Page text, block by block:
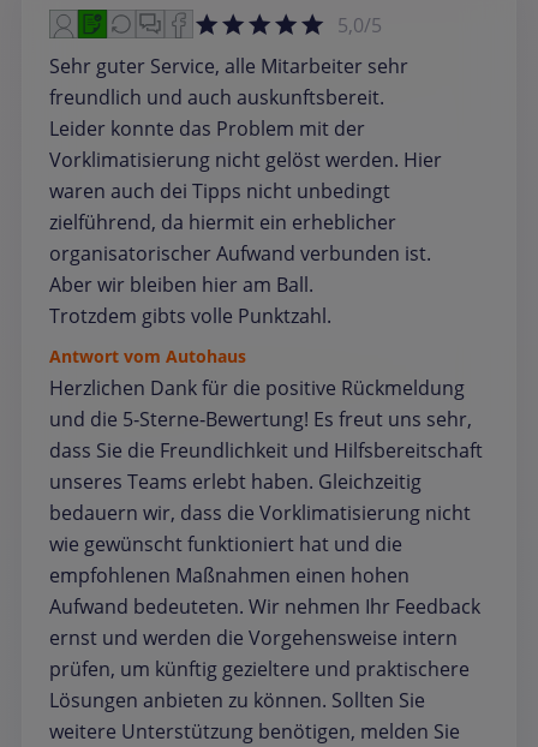
5,0/5
Sehr guter Service, alle Mitarbeiter sehr
freundlich und auch auskunftsbereit.
Leider konnte das Problem mit der
Vorklimatisierung nicht gelöst werden. Hier
waren auch dei Tipps nicht unbedingt
zielführend, da hiermit ein erheblicher
organisatorischer Aufwand verbunden ist.
Aber wir bleiben hier am Ball.
Trotzdem gibts volle Punktzahl.
Antwort vom Autohaus
Herzlichen Dank für die positive Rückmeldung
und die 5‑Sterne‑Bewertung! Es freut uns sehr,
dass Sie die Freundlichkeit und Hilfsbereitschaft
unseres Teams erlebt haben. Gleichzeitig
bedauern wir, dass die Vorklimatisierung nicht
wie gewünscht funktioniert hat und die
empfohlenen Maßnahmen einen hohen
Aufwand bedeuteten. Wir nehmen Ihr Feedback
ernst und werden die Vorgehensweise intern
prüfen, um künftig gezieltere und praktischere
Lösungen anbieten zu können. Sollten Sie
weitere Unterstützung benötigen, melden Sie